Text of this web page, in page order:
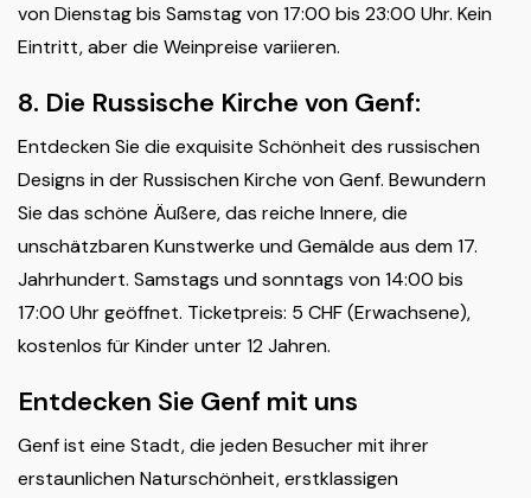
von Dienstag bis Samstag von 17:00 bis 23:00 Uhr. Kein
Eintritt, aber die Weinpreise variieren.
8. Die Russische Kirche von Genf:
Entdecken Sie die exquisite Schönheit des russischen
Designs in der Russischen Kirche von Genf. Bewundern
Sie das schöne Äußere, das reiche Innere, die
unschätzbaren Kunstwerke und Gemälde aus dem 17.
Jahrhundert. Samstags und sonntags von 14:00 bis
17:00 Uhr geöffnet. Ticketpreis: 5 CHF (Erwachsene),
kostenlos für Kinder unter 12 Jahren.
Entdecken Sie Genf mit uns
Genf ist eine Stadt, die jeden Besucher mit ihrer
erstaunlichen Naturschönheit, erstklassigen